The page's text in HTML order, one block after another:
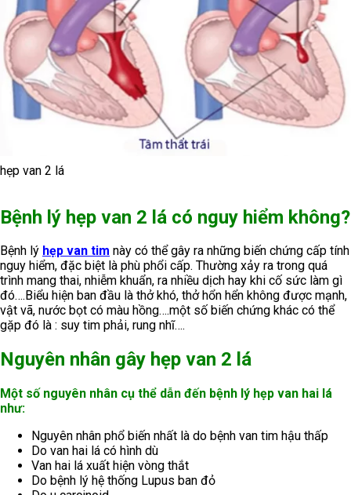
hẹp van 2 lá
Bệnh lý hẹp van 2 lá có nguy hiểm không?
Bệnh lý hẹp van tim này có thể gây ra những biến chứng cấp tính
nguy hiểm, đặc biệt là phù phổi cấp. Thường xảy ra trong quá
trình mang thai, nhiễm khuẩn, ra nhiều dịch hay khi cố sức làm gì
đó….Biểu hiện ban đầu là thở khó, thở hổn hển không được mạnh,
vật vã, nước bọt có màu hồng….một số biến chứng khác có thể
gặp đó là : suy tim phải, rung nhĩ….
Nguyên nhân gây hẹp van 2 lá
Một số nguyên nhân cụ thể dẫn đến bệnh lý hẹp van hai lá
như:
Nguyên nhân phổ biến nhất là do bệnh van tim hậu thấp
Do van hai lá có hình dù
Van hai lá xuất hiện vòng thắt
Do bệnh lý hệ thống Lupus ban đỏ